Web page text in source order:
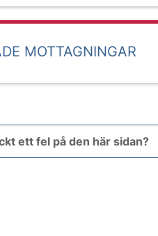
MOTTAGNINGAR
ett fel på den här sidan?